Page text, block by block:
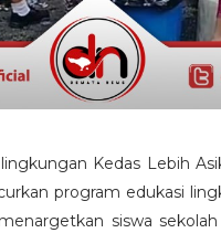
Kedas Lebih
program edukasi
siswa